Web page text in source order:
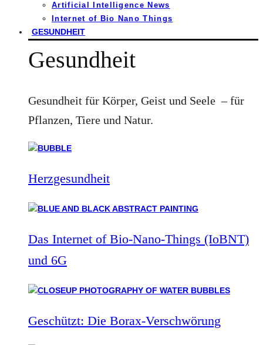
Artificial Intelligence News
Internet of Bio Nano Things
GESUNDHEIT
Gesundheit
Gesundheit für Körper, Geist und Seele – für
Pflanzen, Tiere und Natur.
Herzgesundheit
Das Internet of Bio-Nano-Things (IoBNT)
und 6G
Geschützt: Die Borax-Verschwörung